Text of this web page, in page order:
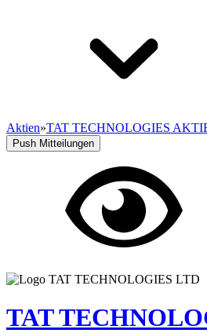
Aktien»TAT TECHNOLOGIES
Push Mitteilungen
TAT